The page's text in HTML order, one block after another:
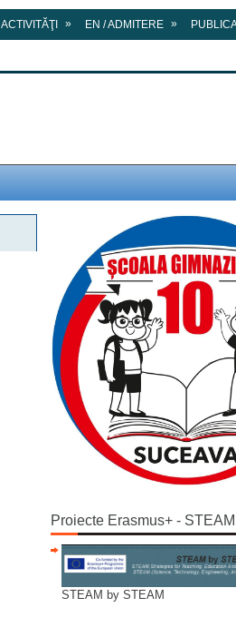
ACTIVITĂŢI » EN / ADMITERE »
Proiecte Erasmus+ -
STEAM by STEAM